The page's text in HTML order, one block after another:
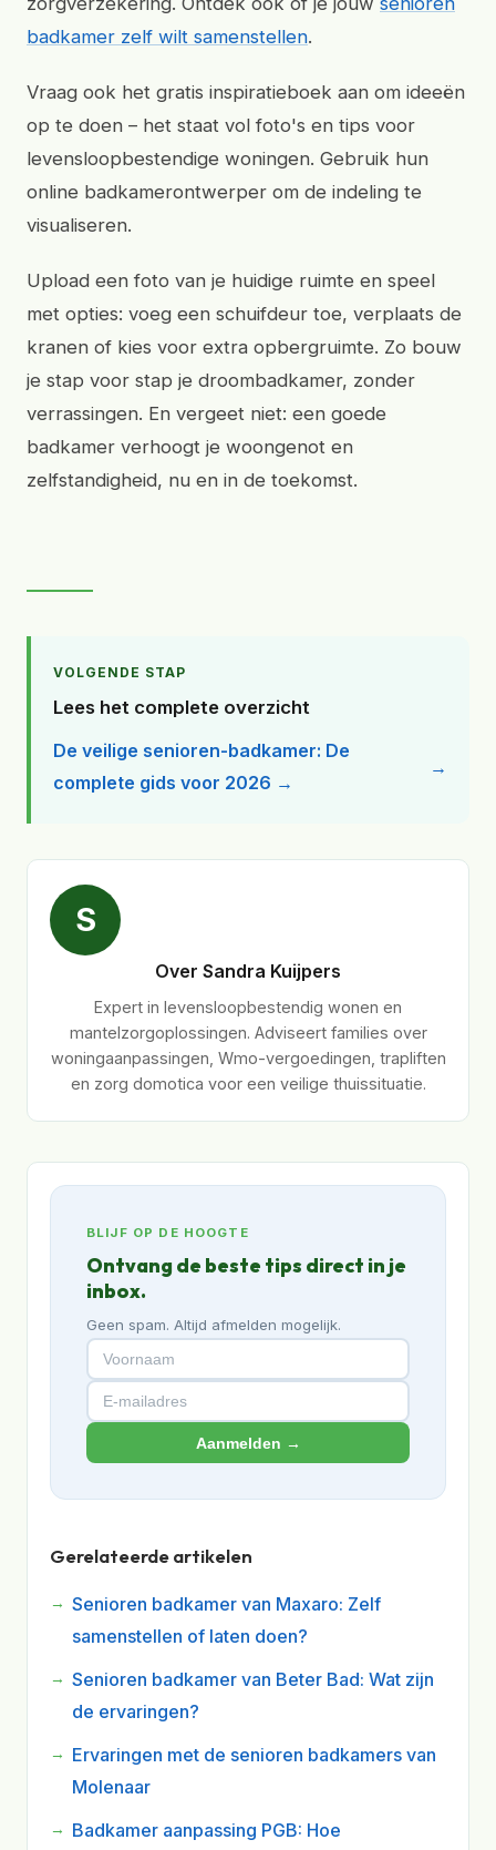
badkamer zelf wilt samenstellen.
Vraag ook het gratis inspiratieboek aan om ideeën
op te doen – het staat vol foto's en tips voor
levensloopbestendige woningen. Gebruik hun
online badkamerontwerper om de indeling te
visualiseren.
Upload een foto van je huidige ruimte en speel
met opties: voeg een schuifdeur toe, verplaats de
kranen of kies voor extra opbergruimte. Zo bouw
je stap voor stap je droombadkamer, zonder
verrassingen. En vergeet niet: een goede
badkamer verhoogt je woongenot en
zelfstandigheid, nu en in de toekomst.
VOLGENDE STAP
Lees het complete overzicht
De veilige senioren-badkamer: De
complete gids voor 2026 →
S
Over Sandra Kuijpers
Expert in levensloopbestendig wonen en
mantelzorgoplossingen. Adviseert families over
woningaanpassingen, Wmo-vergoedingen, trapliften
en zorg domotica voor een veilige thuissituatie.
BLIJF OP DE HOOGTE
Ontvang de beste tips direct in je
inbox.
Geen spam. Altijd afmelden mogelijk.
Aanmelden →
Gerelateerde artikelen
Senioren badkamer van Maxaro: Zelf
samenstellen of laten doen?
Senioren badkamer van Beter Bad: Wat zijn
de ervaringen?
Ervaringen met de senioren badkamers van
Molenaar
Badkamer aanpassing PGB: Hoe